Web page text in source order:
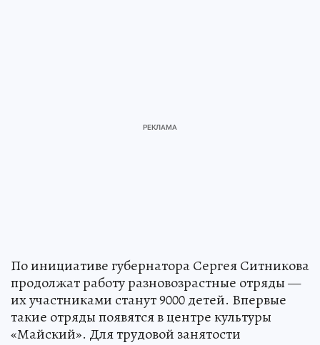
По инициативе губернатора Сергея Ситникова
продолжат работу разновозрастные отряды —
их участниками станут 9000 детей. Впервые
такие отряды появятся в центре культуры
«Майский». Для трудовой занятости